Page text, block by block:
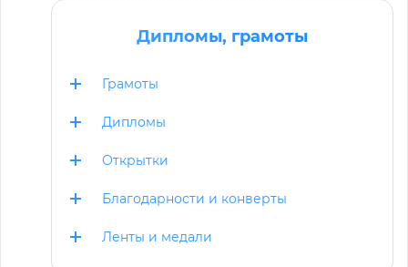
Дипломы, грамоты
Грамоты
Дипломы
Открытки
Благодарности и конверты
Ленты и медали